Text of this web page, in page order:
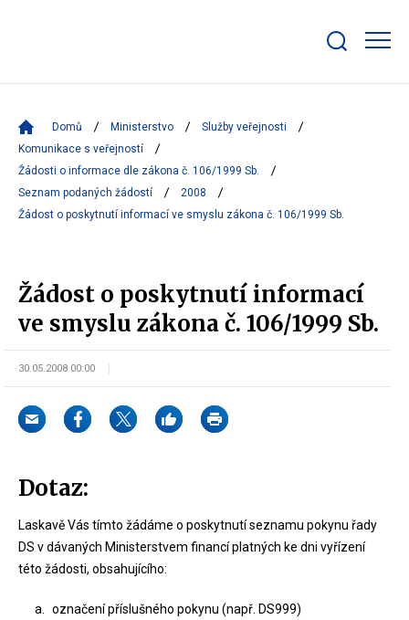
bar
Domů Ministerstvo
Služby veřejnosti
Komunikace s veřejností
Žádosti o informace dle zákona č. 106/1999 Sb.
Seznam podaných žádostí
2008
Žádost o poskytnutí informací ve smyslu zákona č. 106/1999 Sb.
Žádost o poskytnutí informací
ve smyslu zákona č. 106/1999 Sb.
30.05.2008 00:00
Dotaz:
Laskavě Vás tímto žádáme o poskytnutí seznamu pokynu řady
DS v dávaných Ministerstvem financí platných ke dni vyřízení
této žádosti, obsahujícího:
označení příslušného pokynu (např. DS999)